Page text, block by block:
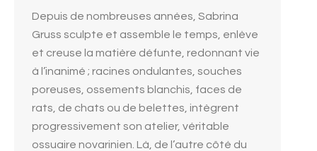
Depuis de nombreuses années, Sabrina
Gruss sculpte et assemble le temps, enlève
et creuse la matière défunte, redonnant vie
à l’inanimé ; racines ondulantes, souches
poreuses, ossements blanchis, faces de
rats, de chats ou de belettes, intègrent
progressivement son atelier, véritable
ossuaire novarinien. Là, de l’autre côté du